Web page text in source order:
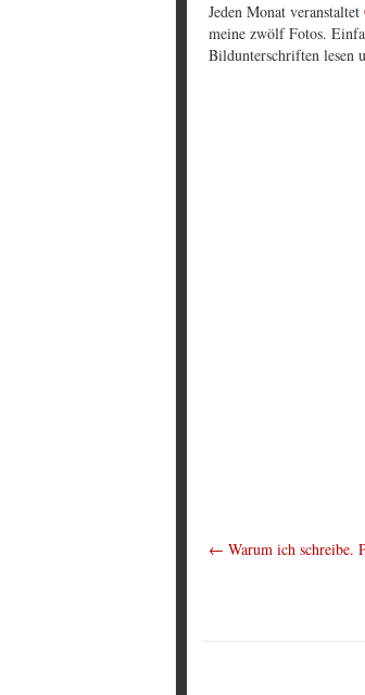
Jeden Monat veranstaltet
meine zwölf Fotos.
Bildunterschriften lesen
← Warum ich schreibe.